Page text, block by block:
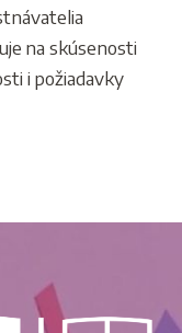
na skúsenosti
i požiadavky